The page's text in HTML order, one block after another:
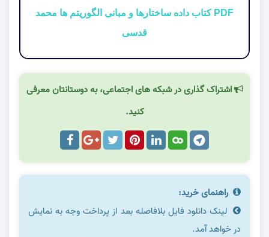
PDF کتاب داده ساختارها و مبانی الگوریتم ها محمد
قدسی
اشتراک گذاری در شبکه های اجتماعی، به دوستانتان معرفی
کنید.
راهنمای خرید:
لینک دانلود فایل بلافاصله بعد از پرداخت وجه به نمایش
در خواهد آمد.